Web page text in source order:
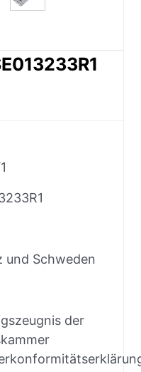
und Schweden
der